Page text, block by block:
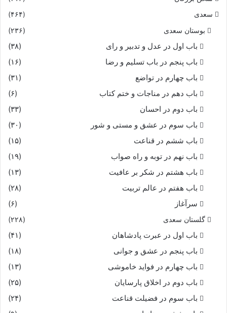
سعدی
(۴۶۴)
بوستان سعدی (۲۳۶)
باب اول در عدل و تدبیر و رای
(۳۸)
باب پنجم در باب تسلیم و رضا
(۱۶)
باب چهارم در تواضع
(۳۱)
باب دهم در مناجات و ختم کتاب
(۶)
باب دوم در احسان
(۳۳)
باب سوم در عشق و مستی و شور
(۳۰)
باب ششم در قناعت
(۱۵)
باب نهم در توبه و راه صواب
(۱۹)
باب هشتم در شکر بر عافیت
(۱۳)
باب هفتم در عالم تربیت
(۲۸)
سرآغاز
(۶)
گلستان سعدی (۲۲۸)
باب اول در عبرت پادشاهان
(۴۱)
باب پنجم در عشق و جوانى
(۱۸)
باب چهارم در فواید خاموشى
(۱۳)
باب دوم در اخلاق پارسایان
(۲۵)
باب سوم در فضیلت قناعت
(۲۴)